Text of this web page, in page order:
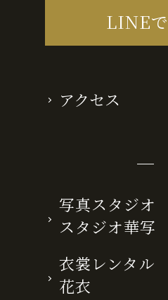
LINE
アクセス
─
写真スタジオ
スタジオ華写
衣裳レンタル
花衣